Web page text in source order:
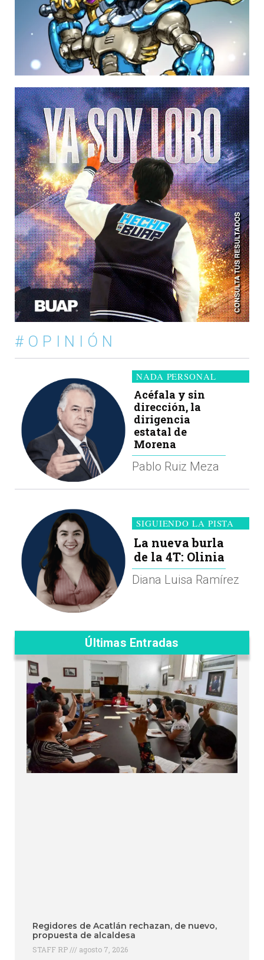
#OPINIÓN
NADA PERSONAL
Acéfala y sin
dirección, la
dirigencia
estatal de
Morena
Pablo Ruiz Meza
SIGUIENDO LA PISTA
La nueva burla
de la 4T: Olinia
Diana Luisa Ramírez
Últimas Entradas
Regidores de Acatlán rechazan, de nuevo,
propuesta de alcaldesa
STAFF RP agosto 7, 2026